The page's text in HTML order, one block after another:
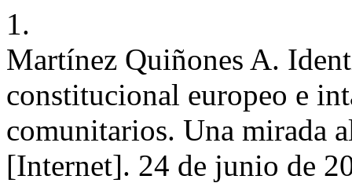
1.
Martínez Quiñones A.
constitucional europeo e
comunitarios. Una mirada
[Internet]. 24 de junio de